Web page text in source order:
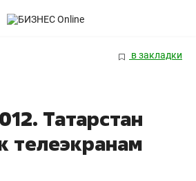
в закладки
Татарстан
телеэкранам